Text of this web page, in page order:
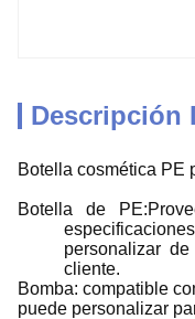
Descripción
Botella cosmética PE
Botella de
personalizar
cliente.
Bomba: compatible
puede personalizar